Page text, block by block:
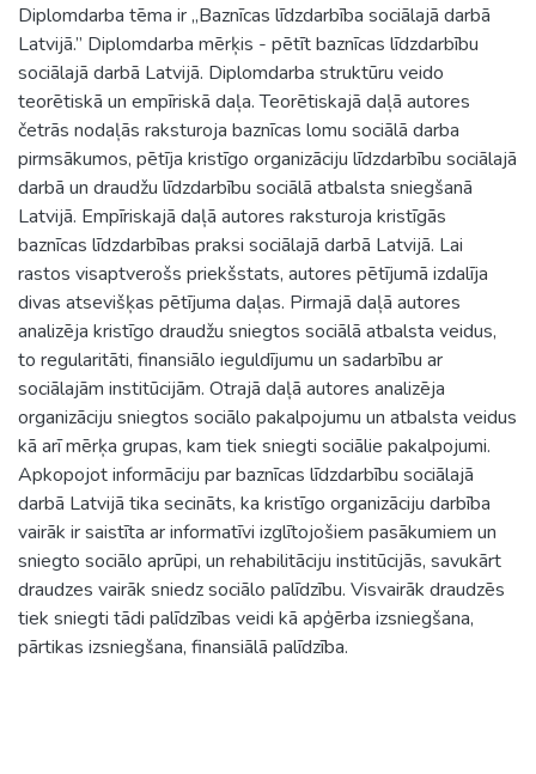
Diplomdarba tēma ir „Baznīcas līdzdarbība sociālajā darbā
Latvijā.” Diplomdarba mērķis - pētīt baznīcas līdzdarbību
sociālajā darbā Latvijā. Diplomdarba struktūru veido
teorētiskā un empīriskā daļa. Teorētiskajā daļā autores
četrās nodaļās raksturoja baznīcas lomu sociālā darba
pirmsākumos, pētīja kristīgo organizāciju līdzdarbību sociālajā
darbā un draudžu līdzdarbību sociālā atbalsta sniegšanā
Latvijā. Empīriskajā daļā autores raksturoja kristīgās
baznīcas līdzdarbības praksi sociālajā darbā Latvijā. Lai
rastos visaptverošs priekšstats, autores pētījumā izdalīja
divas atsevišķas pētījuma daļas. Pirmajā daļā autores
analizēja kristīgo draudžu sniegtos sociālā atbalsta veidus,
to regularitāti, finansiālo ieguldījumu un sadarbību ar
sociālajām institūcijām. Otrajā daļā autores analizēja
organizāciju sniegtos sociālo pakalpojumu un atbalsta veidus
kā arī mērķa grupas, kam tiek sniegti sociālie pakalpojumi.
Apkopojot informāciju par baznīcas līdzdarbību sociālajā
darbā Latvijā tika secināts, ka kristīgo organizāciju darbība
vairāk ir saistīta ar informatīvi izglītojošiem pasākumiem un
sniegto sociālo aprūpi, un rehabilitāciju institūcijās, savukārt
draudzes vairāk sniedz sociālo palīdzību. Visvairāk draudzēs
tiek sniegti tādi palīdzības veidi kā apģērba izsniegšana,
pārtikas izsniegšana, finansiālā palīdzība.